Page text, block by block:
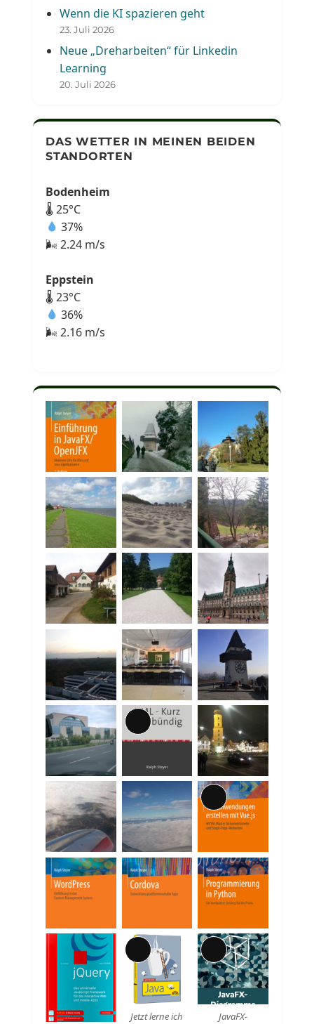
Wenn die KI spazieren geht
23. Juli 2026
Neue „Dreharbeiten“ für Linkedin
Learning
20. Juli 2026
DAS WETTER IN MEINEN BEIDEN
STANDORTEN
Bodenheim
🌡 25°C
37%
🌬 2.24 m/s
Eppstein
🌡 23°C
36%
🌬 2.16 m/s
Lange
Beschreibung
Lange
Beschreibung
Lange
Beschreibung
Jetzt lerne ich
Lange
Beschreibung
JavaFX-